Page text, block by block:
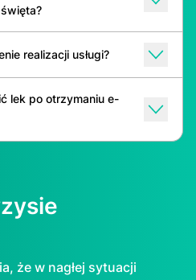
realizacji usługi?
lek po otrzymaniu e-
że w nagłej sytuacji